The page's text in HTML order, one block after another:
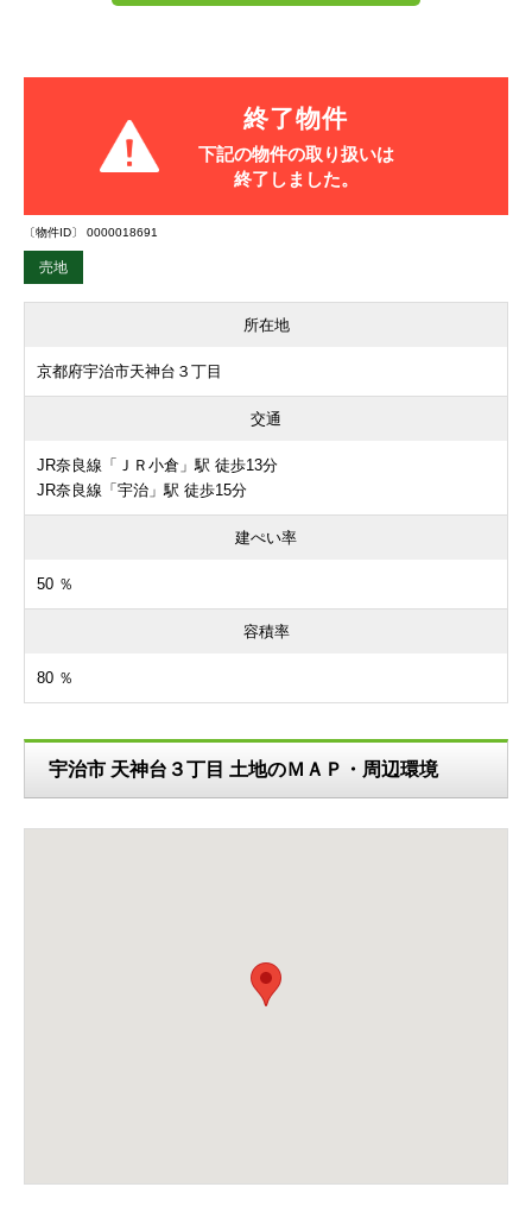
終了物件
下記の物件の取り扱いは
終了しました。
〔物件ID〕 0000018691
売地
所在地
京都府宇治市天神台３丁目
交通
JR奈良線「ＪＲ小倉」駅 徒歩13分
JR奈良線「宇治」駅 徒歩15分
建ぺい率
50 ％
容積率
80 ％
宇治市 天神台３丁目 土地のＭＡＰ・周辺環境